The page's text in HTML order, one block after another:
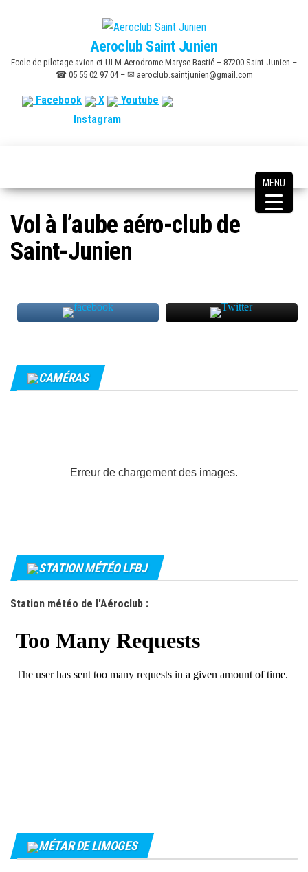
content
Aeroclub Saint Junien
Ecole de pilotage avion et ULM Aerodrome Maryse Bastié – 87200 Saint Junien –
☎ 05 55 02 97 04 – ✉ aeroclub.saintjunien@gmail.com
Facebook X
Youtube
Instagram
Vol à l’aube aéro-club de
Saint-Junien
CAMÉRAS
Erreur de chargement des images.
STATION MÉTÉO LFBJ
Station météo de l'Aéroclub :
MÉTAR DE LIMOGES
MENU